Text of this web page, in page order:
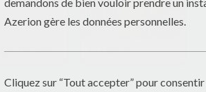
Coloriage De Gwen Et Son Disque Le Lancer